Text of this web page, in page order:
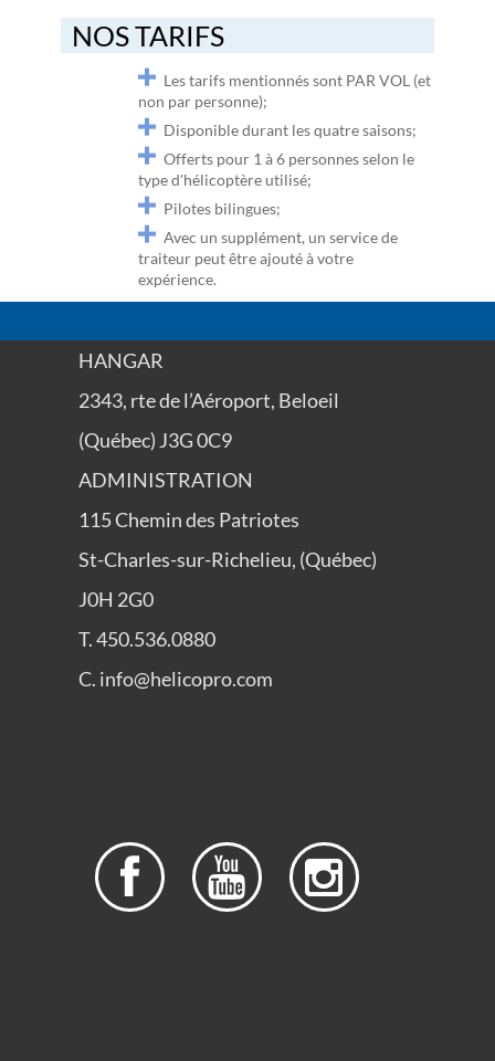
NOS TARIFS
Les tarifs mentionnés sont PAR VOL (et
non par personne);
Disponible durant les quatre saisons;
Offerts pour 1 à 6 personnes selon le
type d'hélicoptère utilisé;
Pilotes bilingues;
Avec un supplément, un service de
traiteur peut être ajouté à votre
expérience.
HANGAR
2343, rte de l’Aéroport, Beloeil
(Québec) J3G 0C9
ADMINISTRATION
115 Chemin des Patriotes
St-Charles-sur-Richelieu, (Québec)
J0H 2G0
T. 450.536.0880
C. info@helicopro.com
  